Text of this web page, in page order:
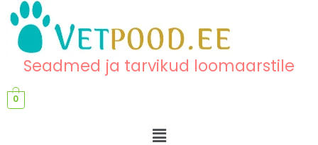
content
content
Seadmed ja tarvikud loomaarstile
0
Menu